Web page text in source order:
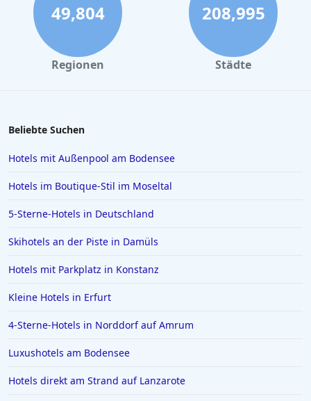
49,804
Regionen
208,995
Städte
Beliebte Suchen
Hotels mit Außenpool am Bodensee
Hotels im Boutique-Stil im Moseltal
5-Sterne-Hotels in Deutschland
Skihotels an der Piste in Damüls
Hotels mit Parkplatz in Konstanz
Kleine Hotels in Erfurt
4-Sterne-Hotels in Norddorf auf Amrum
Luxushotels am Bodensee
Hotels direkt am Strand auf Lanzarote